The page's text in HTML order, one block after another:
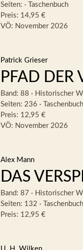
Seiten: · Taschenbuch
Preis: 14,95 €
VÖ: November 2026
Patrick Grieser
PFAD DER
Band: 88 · Historischer
Seiten: 236 · Taschenbuch
Preis: 12,95 €
VÖ: November 2026
Alex Mann
DAS
Band: 87 · Historischer
Seiten: 132 · Taschenbuch
Preis: 12,95 €